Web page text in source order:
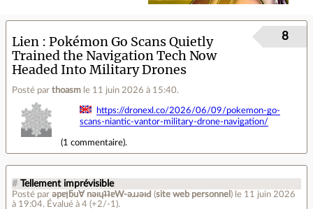
Lien
Pokémon Go Scans Quietly
Trained the Navigation Tech Now
Headed Into Military Drones
Posté par thoasm le 11 juin 2026 à 15:40.
8
https://dronexl.co/2026/06/09/pokemon-go-
scans-niantic-vantor-military-drone-navigation/
(1 commentaire).
# Tellement imprévisible
Posté par ǝpɐןƃu∀ nǝıɥʇʇɐW-ǝɹɹǝıԀ (site web personnel ) le 11 juin 2026
à 19:04. Évalué à 4 (+2/-1).